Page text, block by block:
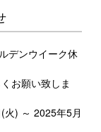
デンウイーク休
お願い致しま
) ～ 2025年5月